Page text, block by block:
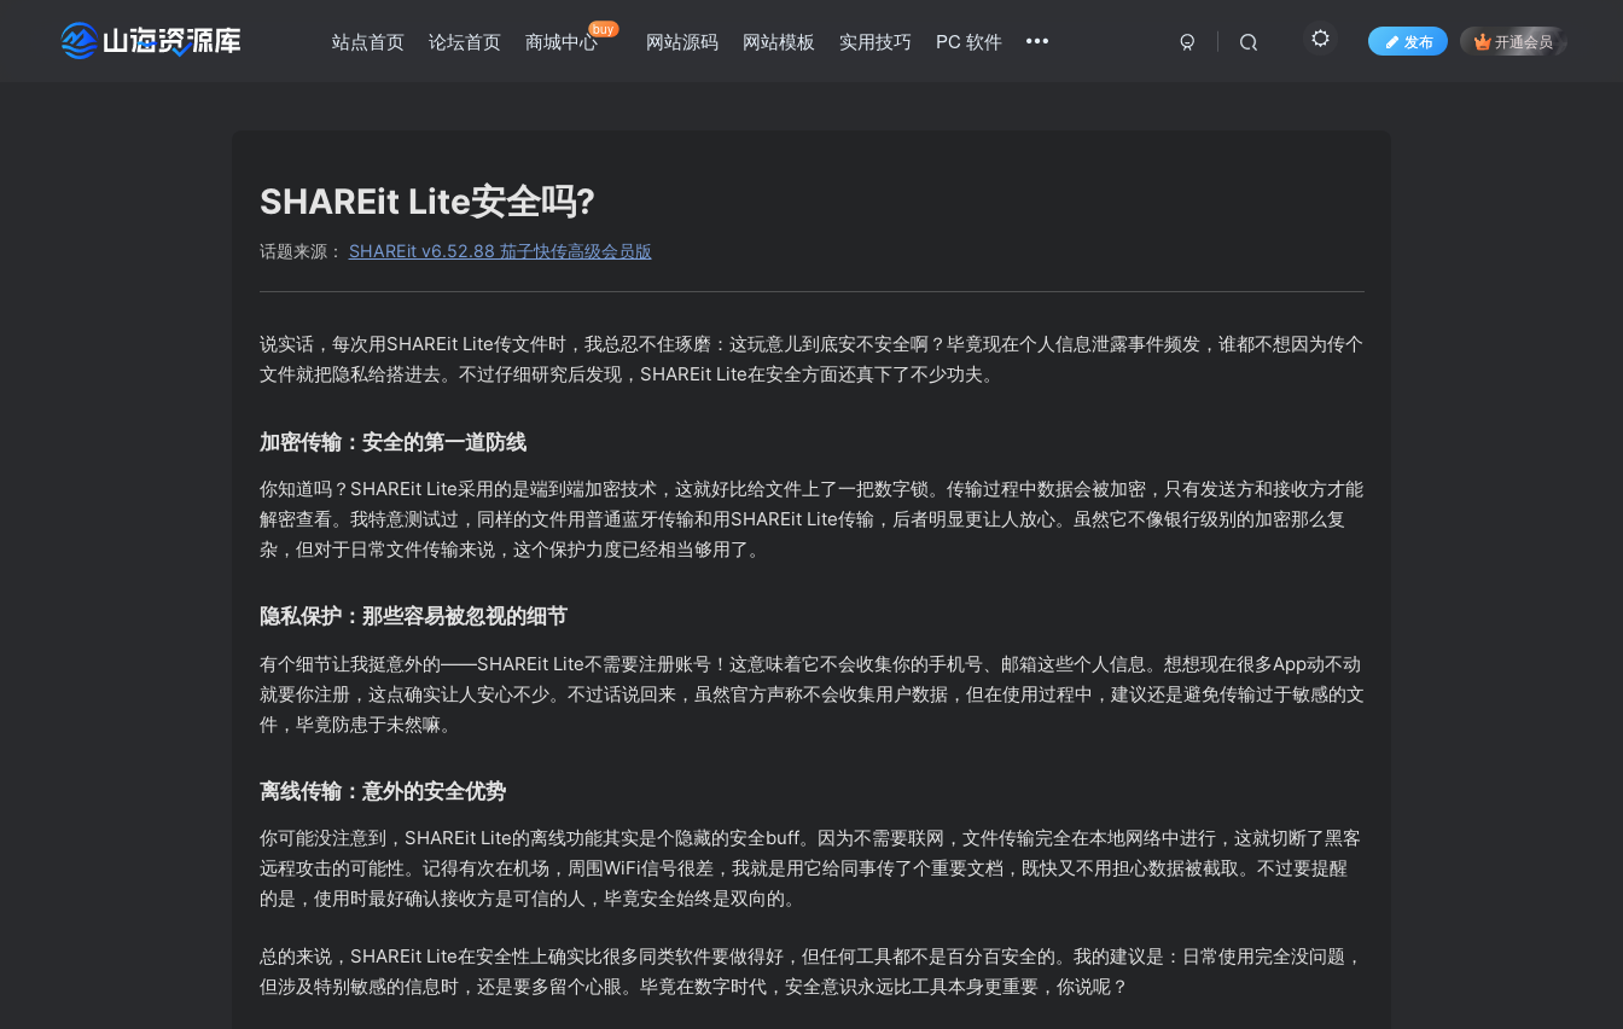
站点首页 论坛首页 商城中心buy 网站源码 网站模板 实用技巧 PC 软件 发布 开通会员
SHAREit Lite安全吗?
话题来源： SHAREit v6.52.88 茄子快传高级会员版
说实话，每次用SHAREit Lite传文件时，我总忍不住琢磨：这玩意儿到底安不安全啊？毕竟现在个人信息泄露事件频发，谁都不想因为传个
文件就把隐私给搭进去。不过仔细研究后发现，SHAREit Lite在安全方面还真下了不少功夫。
加密传输：安全的第一道防线
你知道吗？SHAREit Lite采用的是端到端加密技术，这就好比给文件上了一把数字锁。传输过程中数据会被加密，只有发送方和接收方才能
解密查看。我特意测试过，同样的文件用普通蓝牙传输和用SHAREit Lite传输，后者明显更让人放心。虽然它不像银行级别的加密那么复
杂，但对于日常文件传输来说，这个保护力度已经相当够用了。
隐私保护：那些容易被忽视的细节
有个细节让我挺意外的——SHAREit Lite不需要注册账号！这意味着它不会收集你的手机号、邮箱这些个人信息。想想现在很多App动不动
就要你注册，这点确实让人安心不少。不过话说回来，虽然官方声称不会收集用户数据，但在使用过程中，建议还是避免传输过于敏感的文
件，毕竟防患于未然嘛。
离线传输：意外的安全优势
你可能没注意到，SHAREit Lite的离线功能其实是个隐藏的安全buff。因为不需要联网，文件传输完全在本地网络中进行，这就切断了黑客
远程攻击的可能性。记得有次在机场，周围WiFi信号很差，我就是用它给同事传了个重要文档，既快又不用担心数据被截取。不过要提醒
的是，使用时最好确认接收方是可信的人，毕竟安全始终是双向的。
总的来说，SHAREit Lite在安全性上确实比很多同类软件要做得好，但任何工具都不是百分百安全的。我的建议是：日常使用完全没问题，
但涉及特别敏感的信息时，还是要多留个心眼。毕竟在数字时代，安全意识永远比工具本身更重要，你说呢？